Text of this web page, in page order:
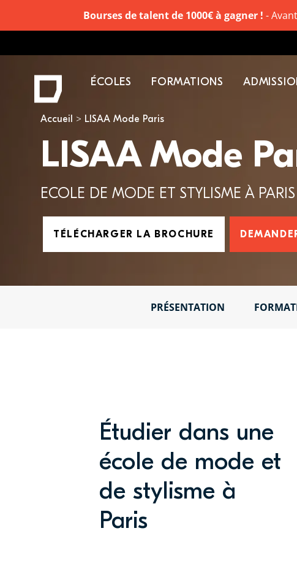
Vous êtes ici
Accueil LISAA Mode Paris
ECOLE DE MODE ET STYLISME À PARIS
LISAA Mode
TÉLÉCHARGER LA BROCHURE
PRÉSENTATION
Étudier dans une
école de mode et
de stylisme à
Paris
ÉCOLES FORMATIONS
Bourses de talent de 1000€ à gagner ! -